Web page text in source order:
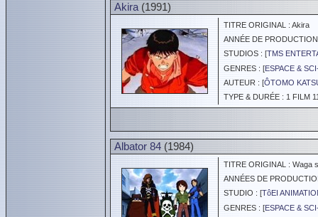
Akira (1991)
TITRE ORIGINAL : Akira
ANNÉE DE
STUDIOS : [TMS
GENRES : [ESPACE &
AUTEUR : [ÔTOMO
TYPE & DURÉE : 1 FILM
Albator 84 (1984)
TITRE ORIGINAL : Waga
ANNÉES DE
STUDIO : [TôEI
GENRES : [ESPACE &